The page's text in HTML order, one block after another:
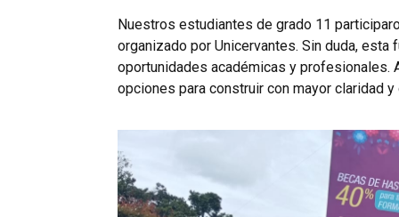
Nuestros estudiantes de grado 11
organizado por Unicervantes. Sin duda,
oportunidades académicas y profesionales.
opciones para construir con mayor claridad